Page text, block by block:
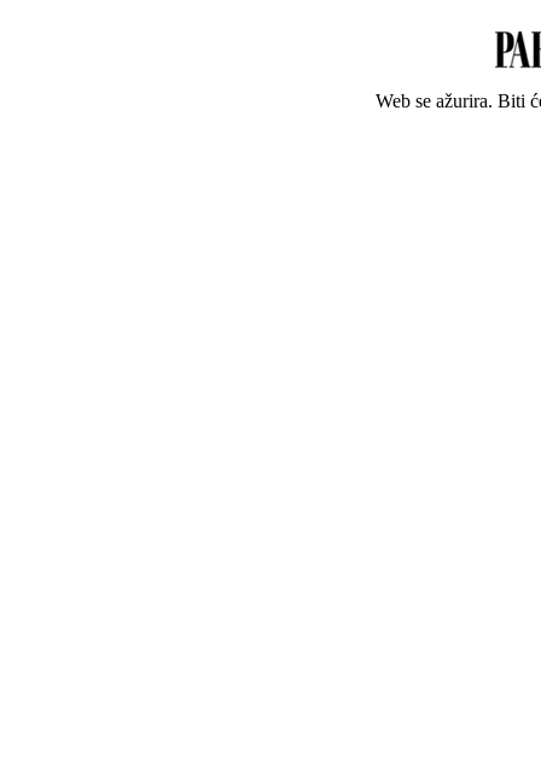
Web se ažurira. Biti